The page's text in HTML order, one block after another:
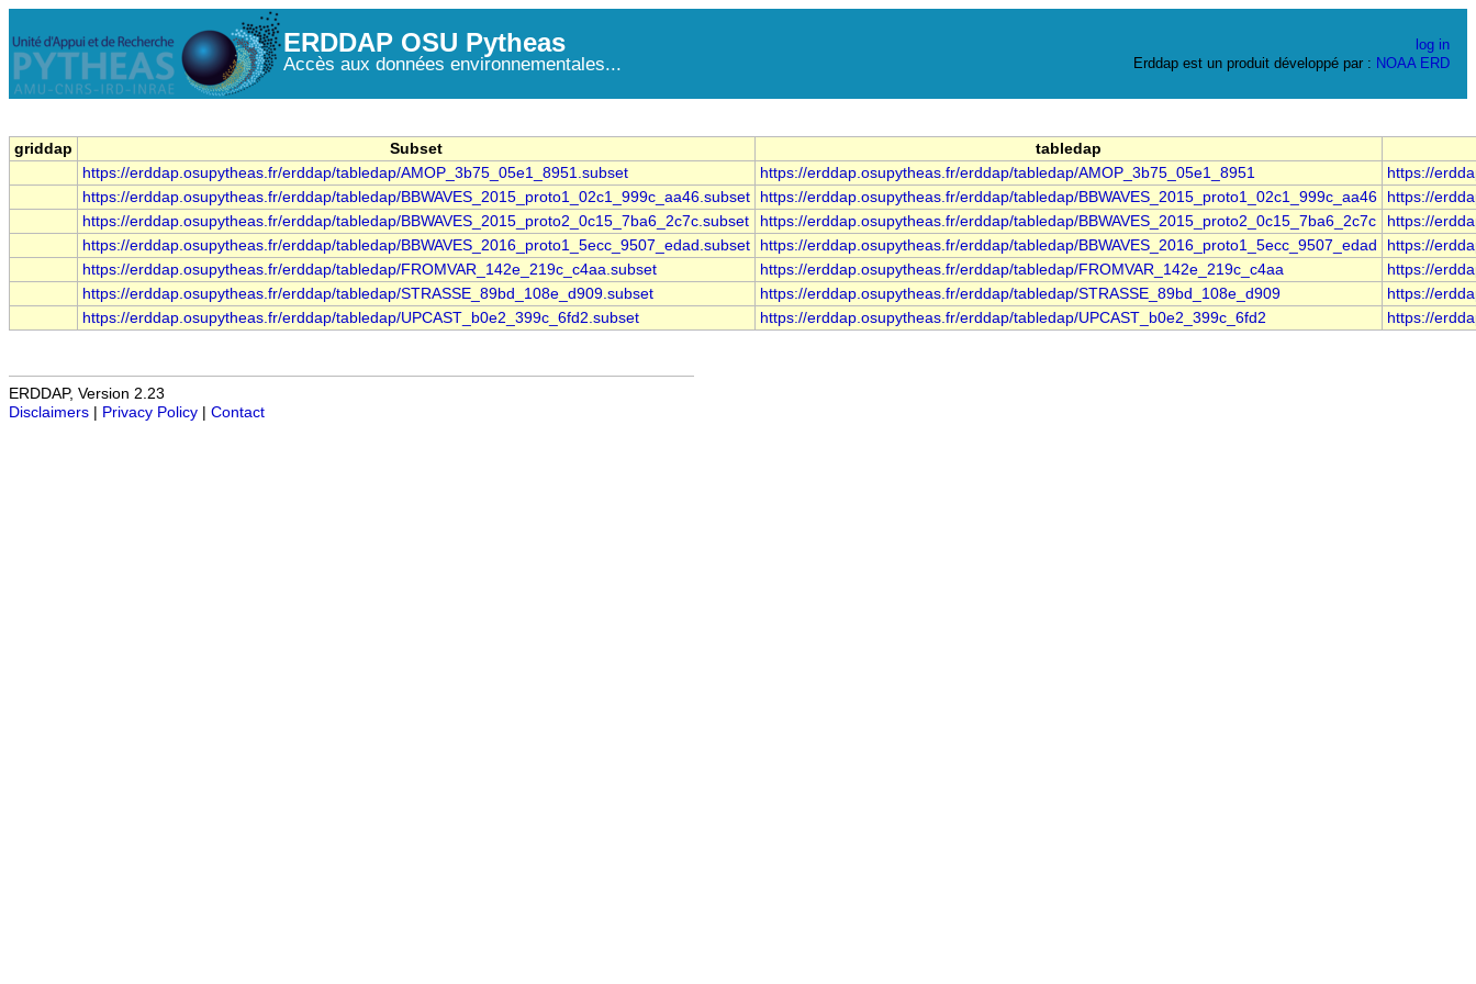
ERDDAP OSU Pytheas
Accès aux données environnementales...
log in
Erddap est un produit développé par : NOAA ERD
griddap Subset
tabledap
https://erddap.osupytheas.fr/erddap/tabledap/AMOP_3b75_05e1_8951.subset
https://erddap.osupytheas.fr/erddap/tabledap/AMOP_3b75_05e1_8951
https://
https://erddap.osupytheas.fr/erddap/tabledap/BBWAVES_2015_proto1_02c1_999c_aa46.subset
https://erddap.osupytheas.fr/erddap/tabledap/BBWAVES_2015_proto1_02c1_999c_aa46
https://
https://erddap.osupytheas.fr/erddap/tabledap/BBWAVES_2015_proto2_0c15_7ba6_2c7c.subset
https://erddap.osupytheas.fr/erddap/tabledap/BBWAVES_2015_proto2_0c15_7ba6_2c7c
https://
https://erddap.osupytheas.fr/erddap/tabledap/BBWAVES_2016_proto1_5ecc_9507_edad.subset
https://erddap.osupytheas.fr/erddap/tabledap/BBWAVES_2016_proto1_5ecc_9507_edad
https://
https://erddap.osupytheas.fr/erddap/tabledap/FROMVAR_142e_219c_c4aa.subset
https://erddap.osupytheas.fr/erddap/tabledap/FROMVAR_142e_219c_c4aa
https://
https://erddap.osupytheas.fr/erddap/tabledap/STRASSE_89bd_108e_d909.subset
https://erddap.osupytheas.fr/erddap/tabledap/STRASSE_89bd_108e_d909
https://
https://erddap.osupytheas.fr/erddap/tabledap/UPCAST_b0e2_399c_6fd2.subset
https://erddap.osupytheas.fr/erddap/tabledap/UPCAST_b0e2_399c_6fd2 https://
ERDDAP, Version 2.23
Disclaimers | Privacy Policy | Contact